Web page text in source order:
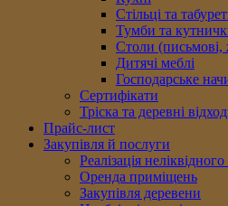
Стільці та
Тумби та
Столи
Дитячі меблі
Господарське
Сертифікати
Тріска та деревні
Прайс-лист
Закупівля й послуги
Реалізація
Оренда приміщень
Закупівля деревени